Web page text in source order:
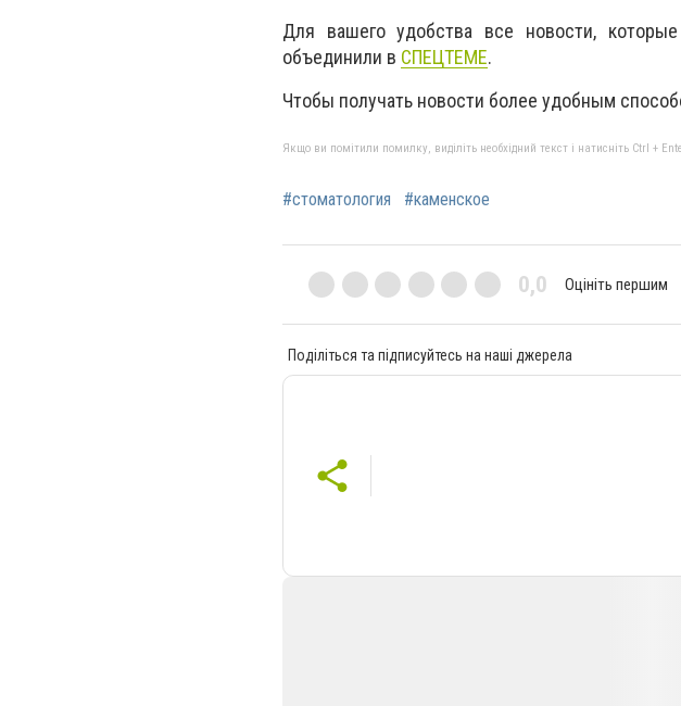
Для вашего удобства все новости,
объединили в СПЕЦТЕМЕ.
Чтобы получать новости более удобным
Якщо ви помітили помилку, виділіть необхідний текст і натисніть Ctrl +
#стоматология #каменское
0,0 Оцініть першим
Поділіться та підписуйтесь на наші джерела